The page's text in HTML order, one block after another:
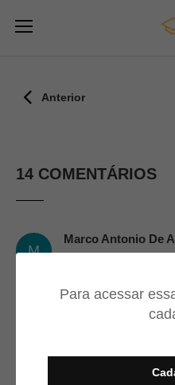
Para acessar
Anterior
14 COMENTÁRIOS
M
Marco Antonio De
Curso sensacional
desenvolvimento
Isaac De Carvalho